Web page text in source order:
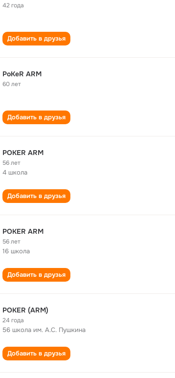
42 года
Добавить в друзья
PoKeR ARM
60 лет
Добавить в друзья
POKER ARM
56 лет
4 школа
Добавить в друзья
POKER ARM
56 лет
16 школа
Добавить в друзья
POKER (ARM)
24 года
56 школа им. А.С. Пушкина
Добавить в друзья